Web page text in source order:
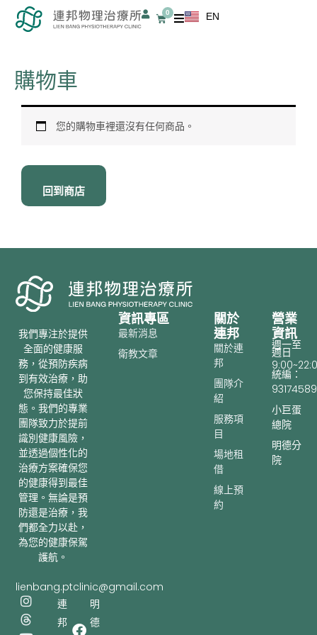
0
購
EN
購物車
您的購物車裡還沒有任何商品。
回到商店
我們專注於提供
全面的健康服
務，從預防疾病
到有效治療，助
您保持最佳狀
態。我們的專業
團隊致力於提前
識別健康風險，
並透過個性化的
治療方案確保您
的健康得到最佳
管理。無論是預
防還是治療，我
們都全力以赴，
為您的健康保駕
護航。
lienbang.ptclinic@gmail.com
I
n
s
T
h
r
Y
o
u
連
邦
明
德
營業
資訊
週一至
週日
統編：
93174589
小巨蛋
總院
明德分
院
關於
連邦
關於連
邦
團隊介
紹
服務項
目
場地租
借
線上預
約
資訊專區
最新消息
衛教文章